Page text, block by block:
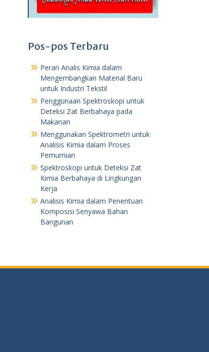
Pos-pos Terbaru
Peran Analis Kimia dalam
Mengembangkan Material Baru
untuk Industri Tekstil
Penggunaan Spektroskopi untuk
Deteksi Zat Berbahaya pada
Makanan
Menggunakan Spektrometri untuk
Analisis Kimia dalam Proses
Pemurnian
Spektroskopi untuk Deteksi Zat
Kimia Berbahaya di Lingkungan
Kerja
Analisis Kimia dalam Penentuan
Komposisi Senyawa Bahan
Bangunan